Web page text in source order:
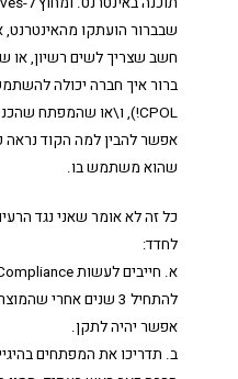
שבברור הועתקו
חשב שצריך לשים רשיון, או
ברור איך חברה יכולה
אפשר להבין למה הקוד נראה
שהוא משתמש בו.
כל זה לא אומר שאני נגד
לחדד:
להתחיל 3 שנים אחרי
אפשר יהיה לתקן.
ב. תדריכו את המפתחים